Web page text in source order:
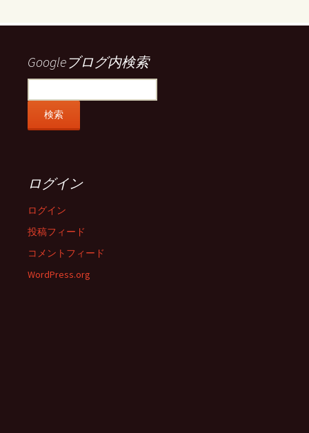
示
Googleブログ内検索
ログイン
ログイン
投稿フィード
コメントフィード
WordPress.org